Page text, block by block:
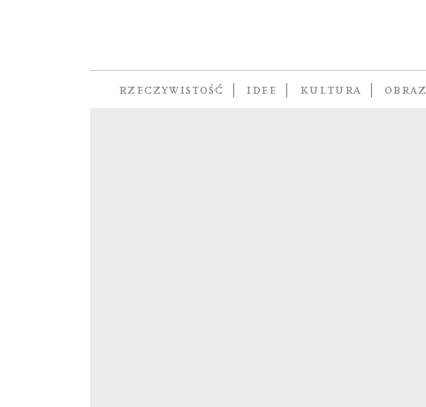
RZECZYWISTOŚĆ IDEE KULTURA OBRAZ